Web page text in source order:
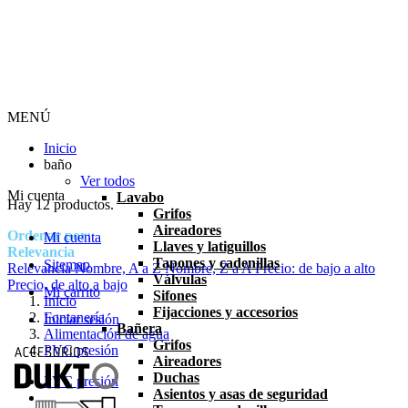
Mi cuenta
Mi cuenta
Sitemap
Mi carrito
Iniciar sesión
MENÚ
Inicio
baño
Ver todos
Lavabo
Grifos
Aireadores
Llaves y latiguillos
Tapones y cadenillas
Válvulas
Sifones
Fijacciones y accesorios
Bañera
Grifos
Aireadores
Duchas
Asientos y asas de seguridad
Hay 12 productos.
Ordenar por:
Relevancia
RelevanciaNombre, A a ZNombre, Z a APrecio: de bajo a alto
Precio, de alto a bajo
Inicio
Fontanería
Alimentación de agua
PVC presión
PVC presión